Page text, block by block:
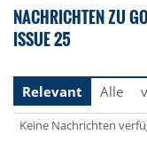
NACHRICHTEN ZU
ISSUE 25
Relevant
Alle
Keine Nachrichten